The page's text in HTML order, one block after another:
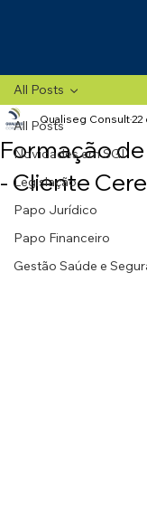
All Posts
Novidades em SGI
Legislação
Papo Jurídico
Papo Financeiro
Gestão Saúde e
All Posts
Formação
- Cliente
Qualiseg Consult22